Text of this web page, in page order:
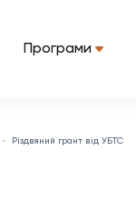
Програми
Різдвяний грант від УБТС